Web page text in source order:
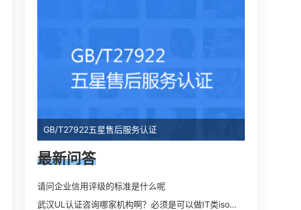
GB/T27922五星售后服务认证
最新问答
请问企业信用评级的标准是什么呢
武汉UL认证咨询哪家机构啊？必须是可以做IT类iso三体系认证UL认证的机构？